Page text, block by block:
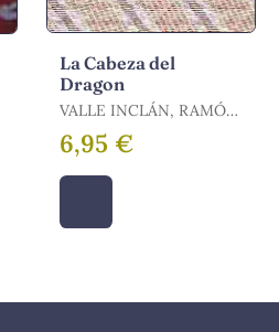
La Cabeza del
Dragon
VALLE INCLÁN, RAMÓN
MARÍA DEL
6,95 €